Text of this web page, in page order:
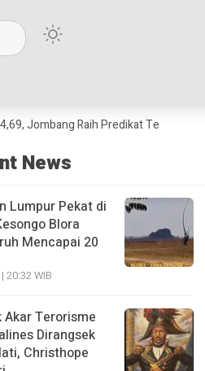
Raih Predikat Terbaik Jawa Timur
News
Lumpur Pekat di
Blora
Mencapai 20
20:32 WIB
Akar Terorisme
Dirangsek
Christhope